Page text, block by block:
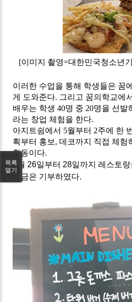
[이미지 촬영=대한민국청소년
이러한 수업을 통해 학생들은 꿈
게 도와준다. 그리고 꿈의학교에
배우는 학생40명 중 20명을 선발
라는 창업 체험을 한다.
아지트쉼에서 5월부터 2주에 한
획부터 홍보 ,데코까지 직접 체험
활동이다.
7 월 26일부터 28일까지 레스토
익금은 기부하였다.
목록
열기